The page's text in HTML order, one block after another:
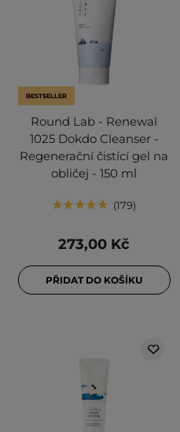
BESTSELLER
Round Lab - Renewal
1025 Dokdo Cleanser -
Regenerační čistící gel na
obličej - 150 ml
179
273,00 Kč
PŘIDAT DO KOŠÍKU